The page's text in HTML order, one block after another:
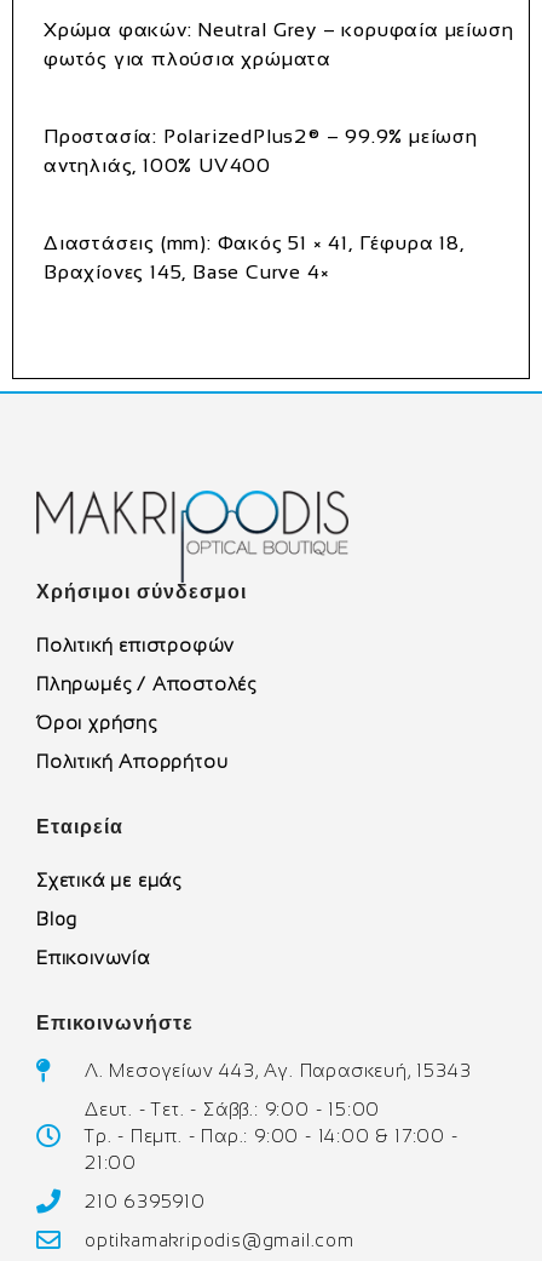
Χρώμα φακών: Neutral Grey – κορυφαία μείωση
φωτός για πλούσια χρώματα
Προστασία: PolarizedPlus2® – 99.9% μείωση
αντηλιάς, 100% UV400
Διαστάσεις (mm): Φακός 51 × 41, Γέφυρα 18,
Βραχίονες 145, Base Curve 4×
Χρήσιμοι σύνδεσμοι
Πολιτική επιστροφών
Πληρωμές / Αποστολές
Όροι χρήσης
Πολιτική Απορρήτου
Εταιρεία
Σχετικά με εμάς
Blog
Επικοινωνία
Επικοινωνήστε
Λ. Μεσογείων 443, Αγ. Παρασκευή, 15343
Δευτ. - Τετ. - Σάββ.: 9:00 - 15:00
Τρ. - Πεμπ. - Παρ.: 9:00 - 14:00 & 17:00 -
21:00
210 6395910
optikamakripodis@gmail.com